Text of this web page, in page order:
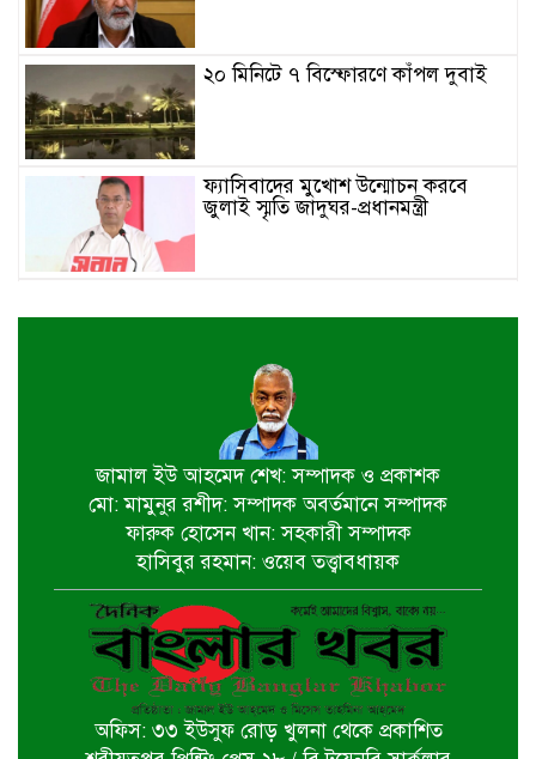
২০ মিনিটে ৭ বিস্ফোরণে কাঁপল দুবাই
ফ্যাসিবাদের মুখোশ উন্মোচন করবে
জুলাই স্মৃতি জাদুঘর-প্রধানমন্ত্রী
সম্মান দেয়া রাষ্ট্রের পবিত্র দায়িত্ব-ভারপ্রাপ্ত
৫ আগস্ট স্বাধীনতাপ্রিয় মানুষের বিজয়ের
দিন-প্রধানমন্ত্রী
পাইকগাছায় জুলাই গণঅভ্যুত্থান দিবস
পালিত
বটিয়াঘাটায় জুলাই গণঅভ্যুত্থান দিবস
উপলক্ষ্যে পুরস্কার বিতরণ ও সভা অনুষ্ঠিত
দিঘলিয়ায় ট্রাক চাপায় নিহতের ঘটনায়
জামাল ইউ আহমেদ শেখ: সম্পাদক ও প্রকাশক
মো: মামুনুর রশীদ: সম্পাদক অবর্তমানে সম্পাদক
ফারুক হোসেন খান: সহকারী সম্পাদক
হাসিবুর রহমান: ওয়েব তত্ত্বাবধায়ক
অফিস: ৩৩ ইউসুফ রোড় খুলনা থেকে প্রকাশিত